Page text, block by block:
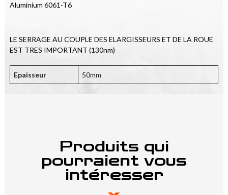
Aluminium 6061-T6
LE SERRAGE AU COUPLE DES ELARGISSEURS ET DE LA ROUE
EST TRES IMPORTANT (130nm)
Epaisseur 50mm
Produits qui
pourraient vous
intéresser